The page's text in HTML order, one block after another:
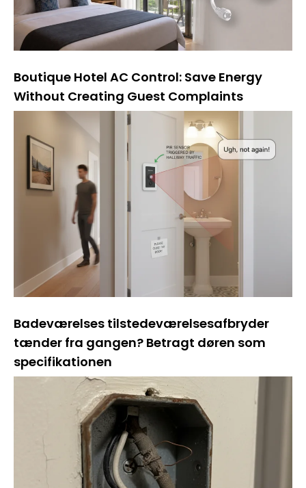
Boutique Hotel AC Control: Save Energy
Without Creating Guest Complaints
Badeværelses tilstedeværelsesafbryder
tænder fra gangen? Betragt døren som
specifikationen